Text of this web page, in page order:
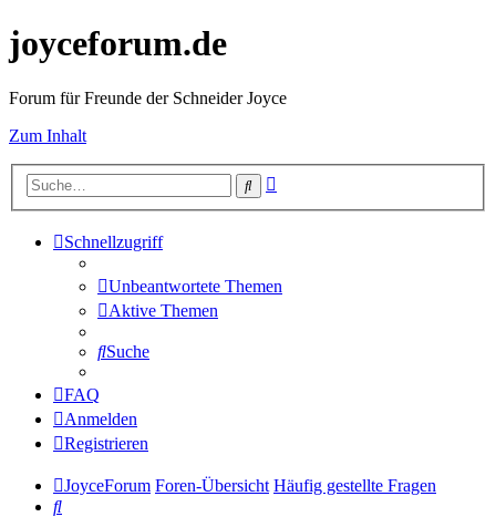
joyceforum.de
Forum für Freunde der Schneider Joyce
Zum Inhalt
Suche
Schnellzugriff
Unbeantwortete Themen
Aktive Themen
Suche
FAQ
Anmelden
Registrieren
JoyceForum Foren-Übersicht Häufig gestellte Fragen
Suche